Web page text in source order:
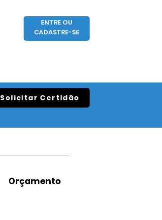
ENTRE OU
CADASTRE-SE
Solicitar Certidão
Orçamento